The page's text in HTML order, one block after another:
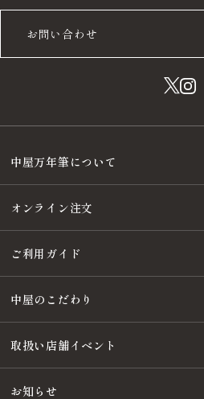
お問い合わせ
中屋万年筆について
オンライン注文
ご利用ガイド
中屋のこだわり
取扱い店舗イベント
お知らせ